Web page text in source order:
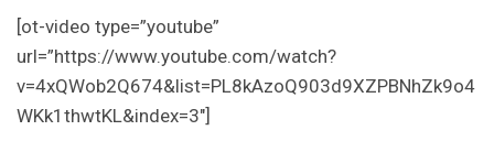
[ot-video type=”youtube”
url=”https://www.youtube.com/watch?
v=4xQWob2Q674&list=PL8kAzoQ903d9XZPBNhZk9o4
WKk1thwtKL&index=3″]